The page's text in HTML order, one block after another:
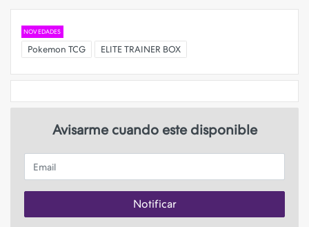
NOVEDADES
Pokemon TCG ELITE TRAINER BOX
Avisarme cuando este disponible
Email
Notificar